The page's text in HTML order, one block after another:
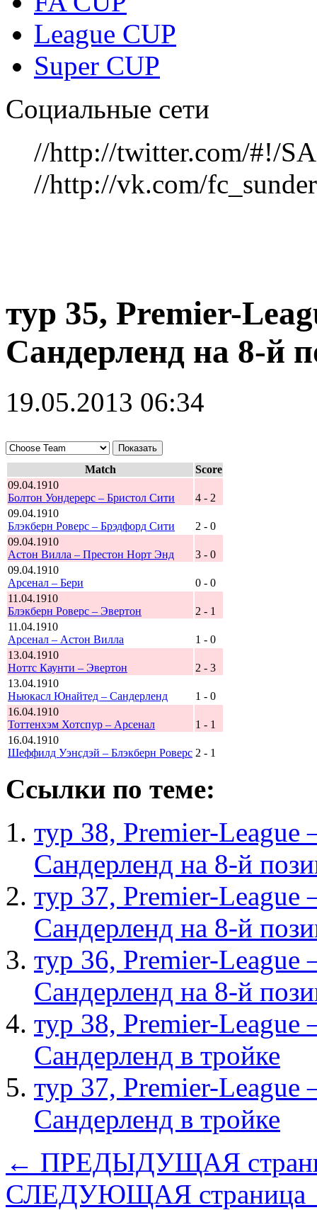
League CUP
Super CUP
Социальные сети
//http://twitter.com/#!/
//http://vk.com/
тур 35, Рremier-
Сандерленд на 8-й
19.05.2013 06:34
Match
Score
09.04.1910
Болтон Уондерерс – Бристол Сити
4 - 2
09.04.1910
Блэкберн Роверс – Брэдфорд Сити
2 - 0
09.04.1910
Астон Вилла – Престон Норт Энд
3 - 0
09.04.1910
Арсенал – Бери
0 - 0
11.04.1910
Блэкберн Роверс – Эвертон
2 - 1
11.04.1910
Арсенал – Астон Вилла
1 - 0
13.04.1910
Ноттс Каунти – Эвертон
2 - 3
13.04.1910
Ньюкасл Юнайтед – Сандерленд
1 - 0
16.04.1910
Тоттенхэм Хотспур – Арсенал
1 - 1
16.04.1910
Шеффилд Уэнсдэй – Блэкберн Роверс 2 - 1
Ссылки по теме:
тур 38, Рremier-
Сандерленд на 8-й
тур 37, Рremier-
Сандерленд на 8-й
тур 36, Рremier-
Сандерленд на 8-й
тур 38, Рremier-
Сандерленд в тройке
тур 37, Рremier-
Сандерленд в тройке
← ПРЕДЫДУЩАЯ
СЛЕДУЮЩАЯ